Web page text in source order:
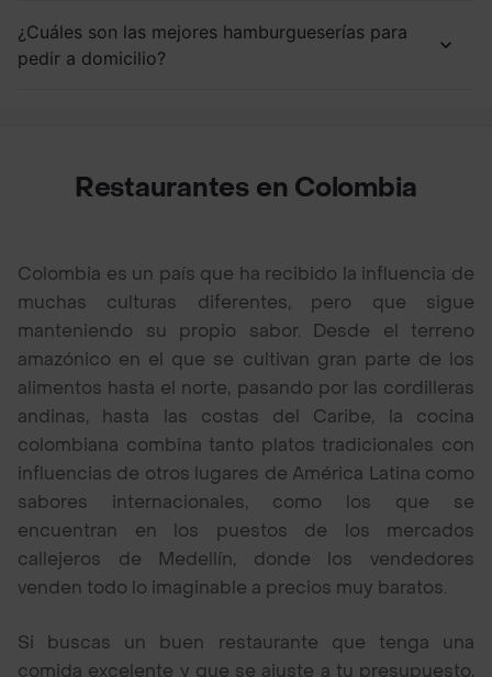
¿Cuáles son las mejores hamburgueserías para
pedir a domicilio?
Restaurantes en Colombia
Colombia es un país que ha recibido la influencia de
muchas culturas diferentes, pero que sigue
manteniendo su propio sabor. Desde el terreno
amazónico en el que se cultivan gran parte de los
alimentos hasta el norte, pasando por las cordilleras
andinas, hasta las costas del Caribe, la cocina
colombiana combina tanto platos tradicionales con
influencias de otros lugares de América Latina como
sabores internacionales, como los que se
encuentran en los puestos de los mercados
callejeros de Medellín, donde los vendedores
venden todo lo imaginable a precios muy baratos.
Si buscas un buen restaurante que tenga una
comida excelente y que se ajuste a tu presupuesto,